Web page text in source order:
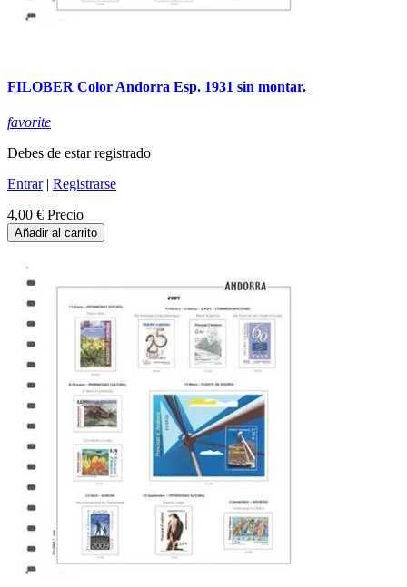
FILOBER Color Andorra Esp. 1931 sin montar.
favorite
Debes de estar registrado
Entrar| Registrarse
4,00 € Precio
Añadir al carrito